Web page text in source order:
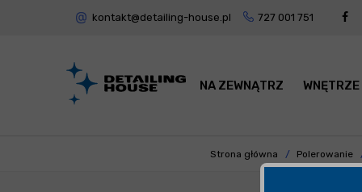
kontakt@detailing-house.pl 727 001 751
NA ZEWNĄTRZ WNĘTRZE
Strona główna Polerowanie